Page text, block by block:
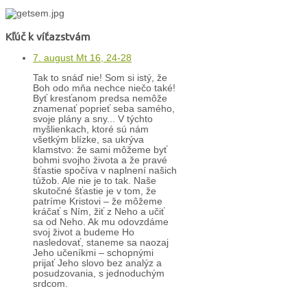
Kľúč k víťazstvám
7. august Mt 16, 24-28
Tak to snáď nie! Som si istý, že
Boh odo mňa nechce niečo také!
Byť kresťanom predsa nemôže
znamenať poprieť seba samého,
svoje plány a sny... V týchto
myšlienkach, ktoré sú nám
všetkým blízke, sa ukrýva
klamstvo: že sami môžeme byť
bohmi svojho života a že pravé
šťastie spočíva v naplnení našich
túžob. Ale nie je to tak. Naše
skutočné šťastie je v tom, že
patríme Kristovi – že môžeme
kráčať s Ním, žiť z Neho a učiť
sa od Neho. Ak mu odovzdáme
svoj život a budeme Ho
nasledovať, staneme sa naozaj
Jeho učeníkmi – schopnými
prijať Jeho slovo bez analýz a
posudzovania, s jednoduchým
srdcom.